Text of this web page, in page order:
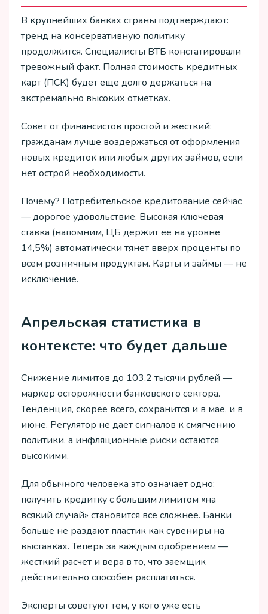
В крупнейших банках страны подтверждают:
тренд на консервативную политику
продолжится. Специалисты ВТБ констатировали
тревожный факт. Полная стоимость кредитных
карт (ПСК) будет еще долго держаться на
экстремально высоких отметках.
Совет от финансистов простой и жесткий:
гражданам лучше воздержаться от оформления
новых кредиток или любых других займов, если
нет острой необходимости.
Почему? Потребительское кредитование сейчас
— дорогое удовольствие. Высокая ключевая
ставка (напомним, ЦБ держит ее на уровне
14,5%) автоматически тянет вверх проценты по
всем розничным продуктам. Карты и займы — не
исключение.
Апрельская статистика в
контексте: что будет дальше
Снижение лимитов до 103,2 тысячи рублей —
маркер осторожности банковского сектора.
Тенденция, скорее всего, сохранится и в мае, и в
июне. Регулятор не дает сигналов к смягчению
политики, а инфляционные риски остаются
высокими.
Для обычного человека это означает одно:
получить кредитку с большим лимитом «на
всякий случай» становится все сложнее. Банки
больше не раздают пластик как сувениры на
выставках. Теперь за каждым одобрением —
жесткий расчет и вера в то, что заемщик
действительно способен расплатиться.
Эксперты советуют тем, у кого уже есть